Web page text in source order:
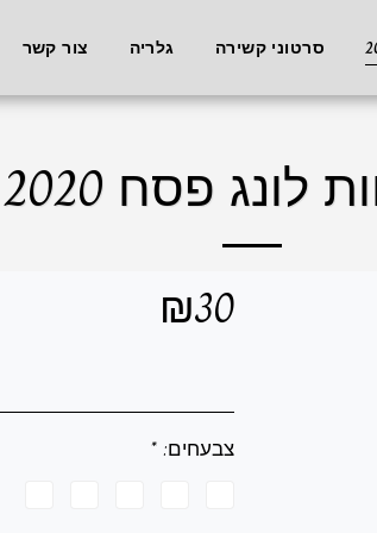
סרטוני קשירה גלריה צור קשר
פסח 2020
₪30
צבעחים:*